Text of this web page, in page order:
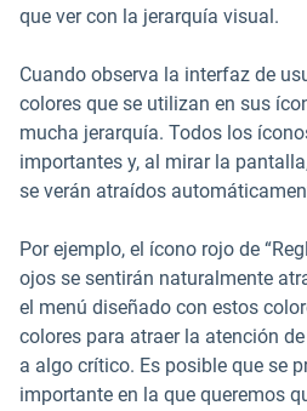
que ver con la jerarquía visual.
Cuando observa la interfaz de
colores que se utilizan en sus
mucha jerarquía. Todos los
importantes y, al mirar la
se verán atraídos
Por ejemplo, el ícono rojo de
ojos se sentirán naturalmente
el menú diseñado con estos
colores para atraer la atención
a algo crítico. Es posible que se
importante en la que queremos